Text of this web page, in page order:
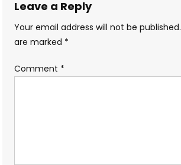
Leave a Reply
Your email address will not be published.
are marked *
Comment *